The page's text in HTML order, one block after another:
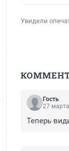
Увидели
Гость
27
Теперь